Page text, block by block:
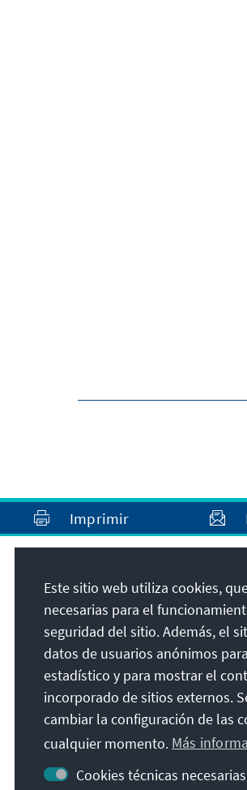
Imprimir
Dirección
Konrad-Adenauer-Stiftung
Oficina de la Fundación
Enrique Nercasseaux 2381,
Santiago de Chile
Chile
Este sitio web utiliza cookies,
necesarias para el
seguridad del sitio. Además, el
datos de usuarios anónimos
estadístico y para mostrar el
incorporado de sitios externos.
cambiar la configuración de las
cualquier momento. Más
Cookies técnicas necesarias